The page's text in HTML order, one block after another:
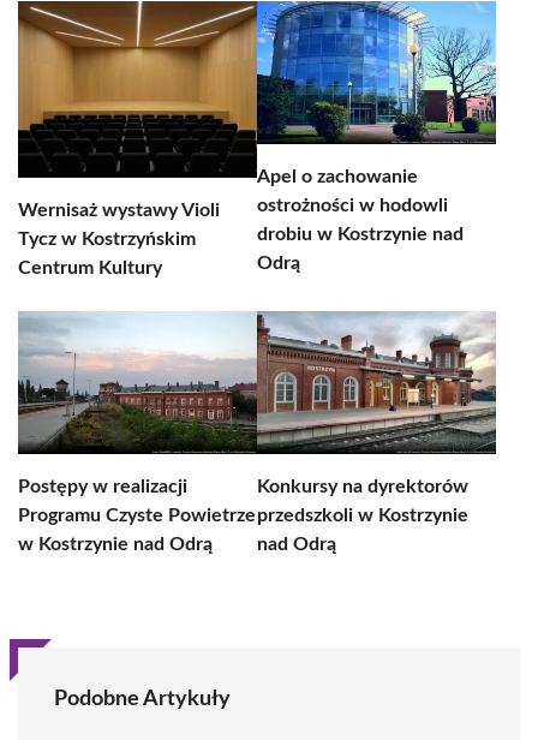
Wernisaż wystawy Violi
Tycz w Kostrzyńskim
Centrum Kultury
Apel o zachowanie
ostrożności w hodowli
drobiu w Kostrzynie nad
Odrą
Postępy w realizacji
Programu Czyste Powietrze
w Kostrzynie nad Odrą
Konkursy na dyrektorów
przedszkoli w Kostrzynie
nad Odrą
Podobne Artykuły